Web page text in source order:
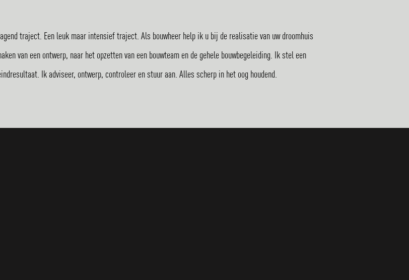
traject. Een leuk maar intensief traject. Als bouwheer help ik u bij de realisatie van uw droomhuis
van een ontwerp, naar het opzetten van een bouwteam en de gehele bouwbegeleiding. Ik stel een
Ik adviseer, ontwerp, controleer en stuur aan. Alles scherp in het oog houdend.